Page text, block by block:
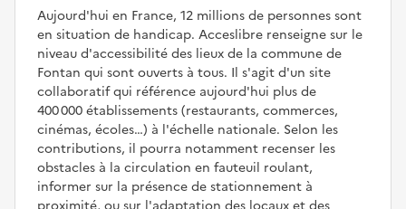
Aujourd'hui en France, 12 millions de personnes sont
en situation de handicap. Acceslibre renseigne sur le
niveau d'accessibilité des lieux de la commune de
Fontan qui sont ouverts à tous. Il s'agit d'un site
collaboratif qui référence aujourd'hui plus de
400 000 établissements (restaurants, commerces,
cinémas, écoles…) à l'échelle nationale. Selon les
contributions, il pourra notamment recenser les
obstacles à la circulation en fauteuil roulant,
informer sur la présence de stationnement à